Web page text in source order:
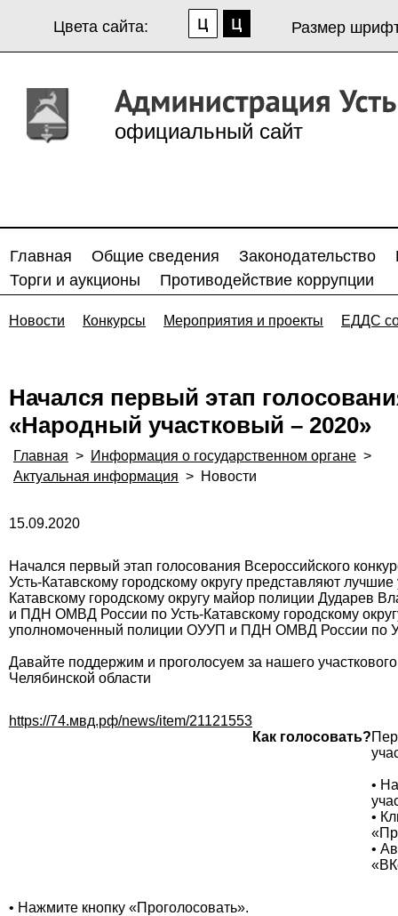
Цвета сайта: Размер
официальный сайт
Главная Общие сведения Законодательство
Торги и аукционы
Противодействие коррупции
Новости Конкурсы Мероприятия и проекты ЕДДС
Начался первый этап
«Народный участковый – 2020»
Главная > Информация о государственном органе >
Актуальная информация > Новости
15.09.2020
Начался первый этап голосования Всероссийского
Усть-Катавскому городскому округу представляют
Катавскому городскому округу майор полиции
и ПДН ОМВД России по Усть-Катавскому городскому
уполномоченный полиции ОУУП и ПДН ОМВД России по
Давайте поддержим и проголосуем за нашего
Челябинской области
https://74.мвд.рф/news/item/21121553
Как голосовать?
•
•
•
• Нажмите кнопку «Проголосовать».